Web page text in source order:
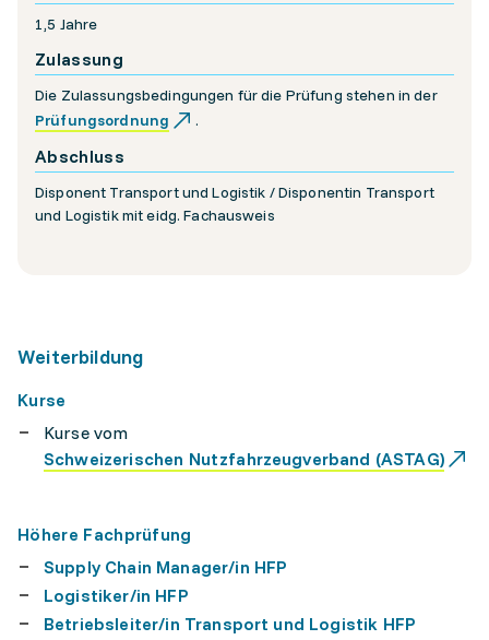
1,5 Jahre
Zulassung
Die Zulassungsbedingungen für die Prüfung stehen in der
Prüfungsordnung
.
Abschluss
Disponent Transport und Logistik / Disponentin Transport
und Logistik mit eidg. Fachausweis
Weiterbildung
Kurse
Kurse vom
Schweizerischen Nutzfahrzeugverband (ASTAG)
Höhere Fachprüfung
Supply Chain Manager/in HFP
Logistiker/in HFP
Betriebsleiter/in Transport und Logistik HFP